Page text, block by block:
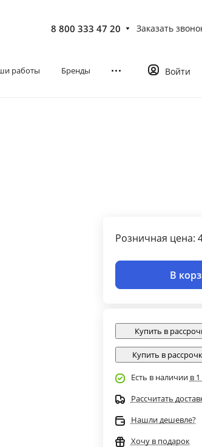
8 800 333 47 20 Заказать
работы Бренды Войти
Розничная цена:
В
Купить в
Купить в
Есть в наличии в
Рассчитать
Нашли дешевле?
Хочу в подарок